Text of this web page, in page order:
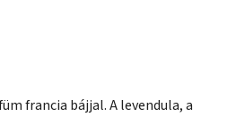
francia bájjal. A levendula, a